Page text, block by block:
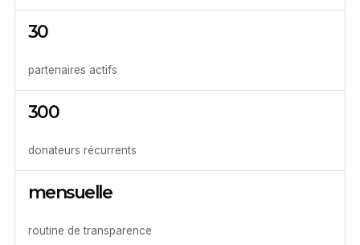
30
partenaires actifs
300
donateurs récurrents
mensuelle
routine de transparence